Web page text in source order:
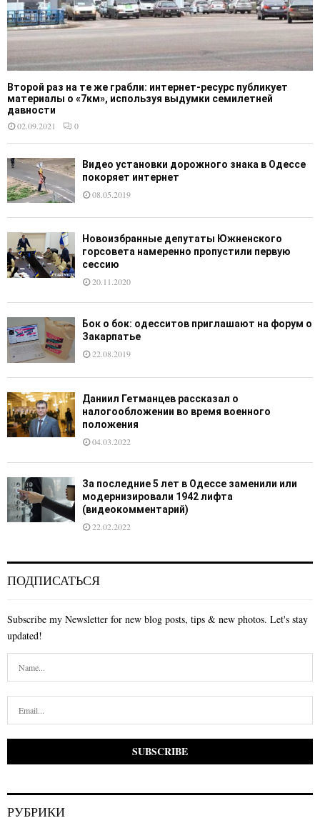
Второй раз на те же грабли: интернет-ресурс публикует
материалы о «7км», используя выдумки семилетней
давности
02.09.2021
0
Видео установки дорожного знака в Одессе
покоряет интернет
08.05.2019
Новоизбранные депутаты Южненского
горсовета намеренно пропустили первую
сессию
20.11.2020
Бок о бок: одесситов приглашают на форум о
Закарпатье
22.08.2019
Даниил Гетманцев рассказал о
налогообложении во время военного
положения
04.03.2022
За последние 5 лет в Одессе заменили или
модернизировали 1942 лифта
(видеокомментарий)
22.02.2022
ПОДПИСАТЬСЯ
Subscribe my Newsletter for new blog posts, tips & new photos. Let's stay
updated!
РУБРИКИ